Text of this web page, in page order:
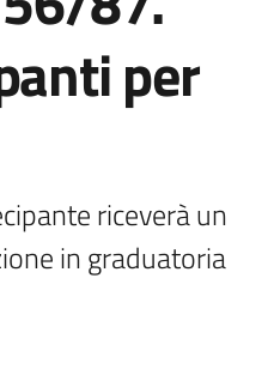
per
riceverà un
in graduatoria